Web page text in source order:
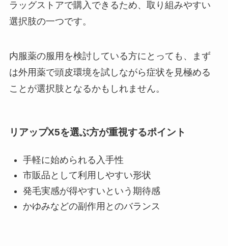
ラッグストアで購入できるため、取り組みやすい
選択肢の一つです。
内服薬の服用を検討している方にとっても、まず
は外用薬で頭皮環境を試しながら症状を見極める
ことが選択肢となるかもしれません。
リアップX5を選ぶ方が重視するポイント
手軽に始められる入手性
市販品として利用しやすい形状
発毛実感が得やすいという期待感
かゆみなどの副作用とのバランス